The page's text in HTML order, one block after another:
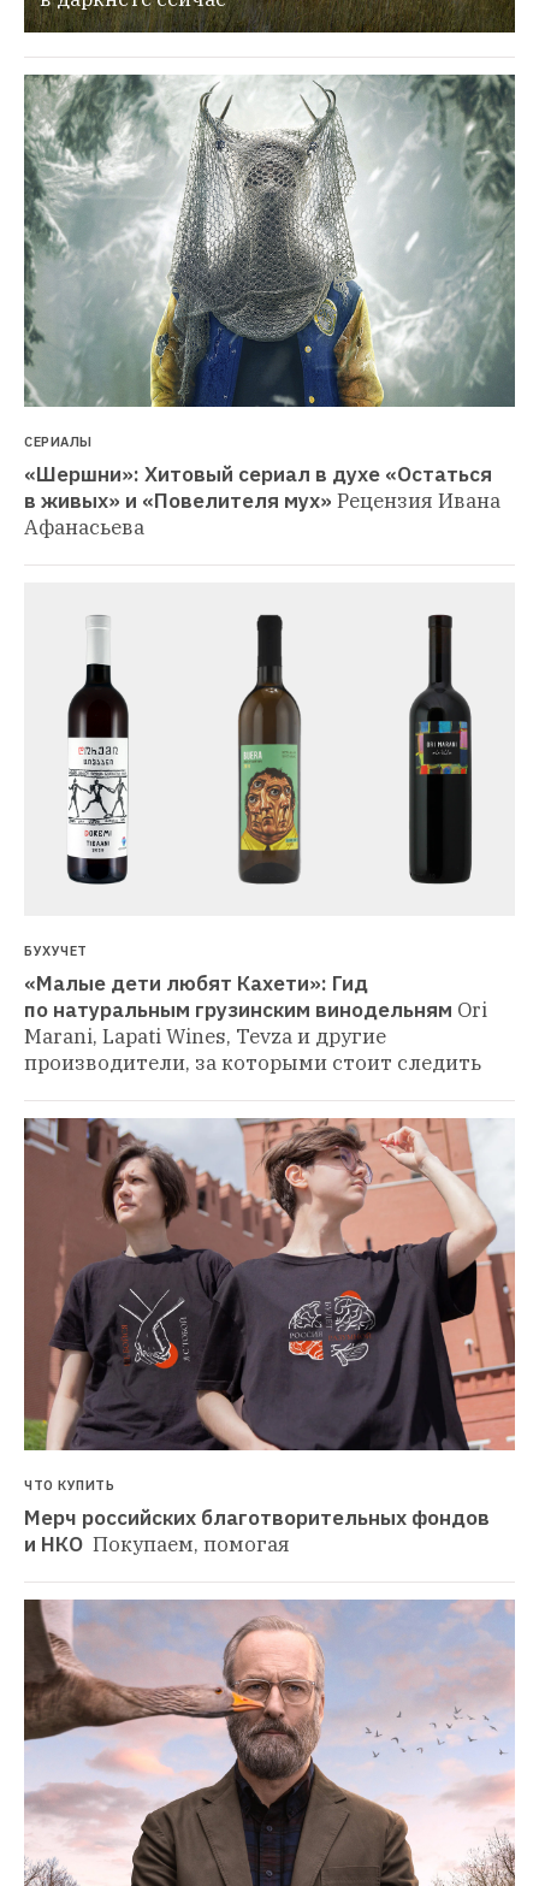
СЕРИАЛЫ
«Шершни»: Хитовый сериал в духе «Остаться
в живых» и «Повелителя мух» Рецензия Ивана
Афанасьева
БУХУЧЕТ
«Малые дети любят Кахети»: Гид
по натуральным грузинским винодельням Ori
Marani, Lapati Wines, Tevza и другие
производители, за которыми стоит следить
ЧТО КУПИТЬ
Мерч российских благотворительных фондов
и НКО Покупаем, помогая